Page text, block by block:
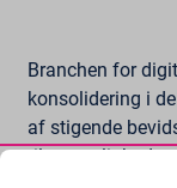
Branchen for
konsolidering i
af stigende
tilgængelighed,